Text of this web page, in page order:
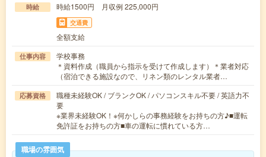
時給 時給1500円 月収例 225,000円
交通費
全額支給
仕事内容
学校事務
＊資料作成（職員から指示を受けて作成します）＊業者対応
（宿泊できる施設なので、リネン類のレンタル業者…
応募資格
職種未経験OK / ブランクOK / パソコンスキル不要 / 英語力不
要
※業界未経験OK！※何かしらの事務経験をお持ちの方♪■運転
免許証をお持ちの方■車の運転に慣れている方…
職場の雰囲気